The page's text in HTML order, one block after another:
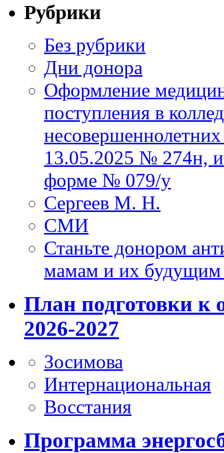
Рубрики
Без рубрики
Дни донора
Оформление
поступления в
13.05.2025 № 274н,
форме № 079/у
Сергеев М. Н.
СМИ
Станьте донором
мамам и их
План подготовки к
2026-2027
Зосимова
Интернациональная
Восстания
Программа